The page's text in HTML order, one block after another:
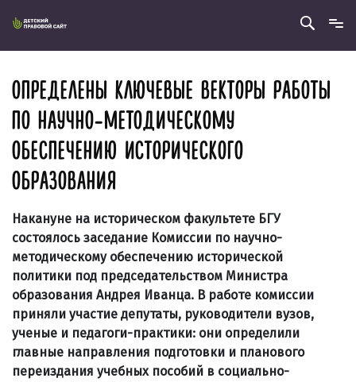
ОПРЕДЕЛЕНЫ КЛЮЧЕВЫЕ ВЕКТОРЫ РАБОТЫ
ПО НАУЧНО-МЕТОДИЧЕСКОМУ
ОБЕСПЕЧЕНИЮ ИСТОРИЧЕСКОГО
ОБРАЗОВАНИЯ
Накануне на историческом факультете БГУ
состоялось заседание Комиссии по научно-
методическому обеспечению исторической
политики под председательством Министра
образования Андрея Иванца. В работе комиссии
приняли участие депутаты, руководители вузов,
ученые и педагоги-практики: они определили
главные направления подготовки и планового
переиздания учебных пособий в социально-